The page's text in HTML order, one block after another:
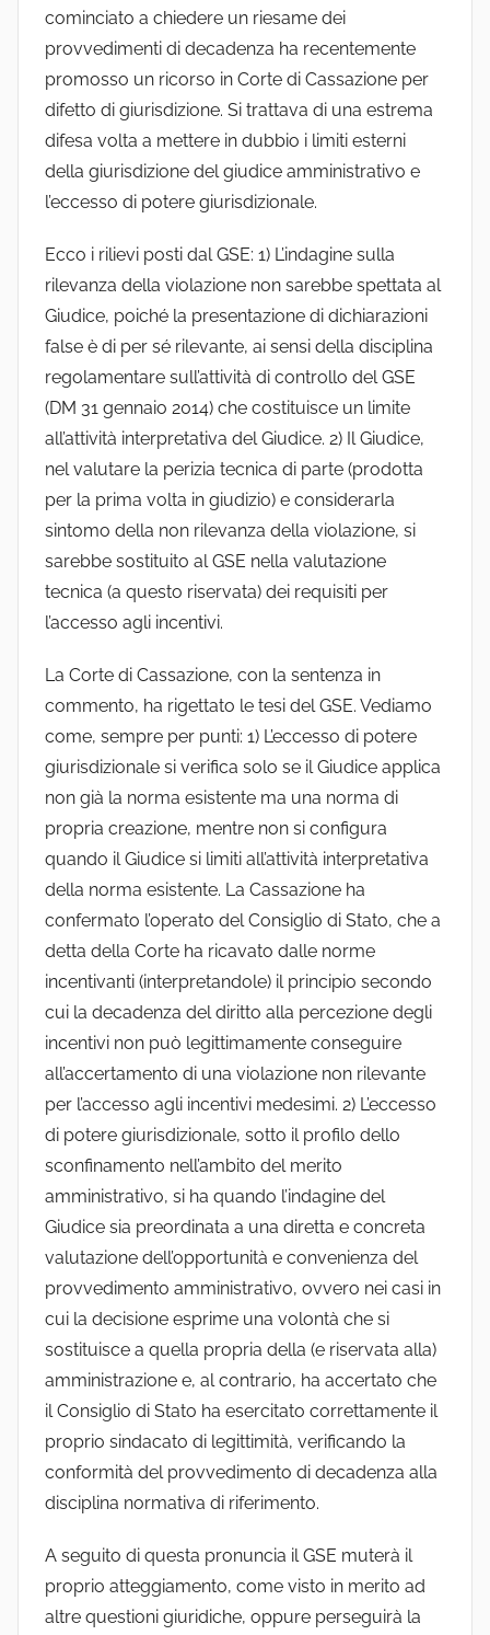
cominciato a chiedere un riesame dei
provvedimenti di decadenza ha recentemente
promosso un ricorso in Corte di Cassazione per
difetto di giurisdizione. Si trattava di una estrema
difesa volta a mettere in dubbio i limiti esterni
della giurisdizione del giudice amministrativo e
l’eccesso di potere giurisdizionale.
Ecco i rilievi posti dal GSE: 1) L’indagine sulla
rilevanza della violazione non sarebbe spettata al
Giudice, poiché la presentazione di dichiarazioni
false è di per sé rilevante, ai sensi della disciplina
regolamentare sull’attività di controllo del GSE
(DM 31 gennaio 2014) che costituisce un limite
all’attività interpretativa del Giudice. 2) Il Giudice,
nel valutare la perizia tecnica di parte (prodotta
per la prima volta in giudizio) e considerarla
sintomo della non rilevanza della violazione, si
sarebbe sostituito al GSE nella valutazione
tecnica (a questo riservata) dei requisiti per
l’accesso agli incentivi.
La Corte di Cassazione, con la sentenza in
commento, ha rigettato le tesi del GSE. Vediamo
come, sempre per punti: 1) L’eccesso di potere
giurisdizionale si verifica solo se il Giudice applica
non già la norma esistente ma una norma di
propria creazione, mentre non si configura
quando il Giudice si limiti all’attività interpretativa
della norma esistente. La Cassazione ha
confermato l’operato del Consiglio di Stato, che a
detta della Corte ha ricavato dalle norme
incentivanti (interpretandole) il principio secondo
cui la decadenza del diritto alla percezione degli
incentivi non può legittimamente conseguire
all’accertamento di una violazione non rilevante
per l’accesso agli incentivi medesimi. 2) L’eccesso
di potere giurisdizionale, sotto il profilo dello
sconfinamento nell’ambito del merito
amministrativo, si ha quando l’indagine del
Giudice sia preordinata a una diretta e concreta
valutazione dell’opportunità e convenienza del
provvedimento amministrativo, ovvero nei casi in
cui la decisione esprime una volontà che si
sostituisce a quella propria della (e riservata alla)
amministrazione e, al contrario, ha accertato che
il Consiglio di Stato ha esercitato correttamente il
proprio sindacato di legittimità, verificando la
conformità del provvedimento di decadenza alla
disciplina normativa di riferimento.
A seguito di questa pronuncia il GSE muterà il
proprio atteggiamento, come visto in merito ad
altre questioni giuridiche, oppure perseguirà la